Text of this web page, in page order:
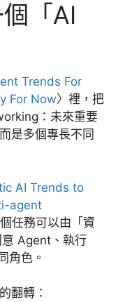
「AI
Trends For
For Now〉裡，把
：未來重要
是多個專長不同
AI Trends to
agent
個任務可以由「資
Agent、執行
角色。
翻轉：